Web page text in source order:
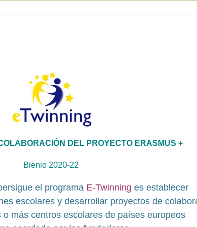
DEL PROYECTO ERASMUS +
Bienio 2020-22
el programa E-Twinning es establecer
escolares y desarrollar proyectos de
más centros escolares de países europeos